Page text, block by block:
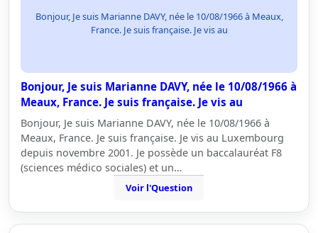
Bonjour, Je suis Marianne DAVY, née le 10/08/1966 à Meaux,
France. Je suis française. Je vis au
Bonjour, Je suis Marianne DAVY, née le 10/08/1966 à
Meaux, France. Je suis française. Je vis au
Bonjour, Je suis Marianne DAVY, née le 10/08/1966 à
Meaux, France. Je suis française. Je vis au Luxembourg
depuis novembre 2001. Je possède un baccalauréat F8
(sciences médico sociales) et un…
Voir l'Question